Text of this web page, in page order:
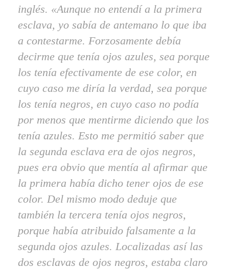
inglés. «Aunque no entendí a la primera
esclava, yo sabía de antemano lo que iba
a contestarme. Forzosamente debía
decirme que tenía ojos azules, sea porque
los tenía efectivamente de ese color, en
cuyo caso me diría la verdad, sea porque
los tenía negros, en cuyo caso no podía
por menos que mentirme diciendo que los
tenía azules. Esto me permitió saber que
la segunda esclava era de ojos negros,
pues era obvio que mentía al afirmar que
la primera había dicho tener ojos de ese
color. Del mismo modo deduje que
también la tercera tenía ojos negros,
porque había atribuido falsamente a la
segunda ojos azules. Localizadas así las
dos esclavas de ojos negros, estaba claro